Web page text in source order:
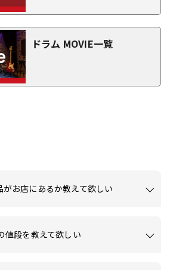
ドラム MOVIE一覧
お店にあるか教えて欲しい
値段を教えて欲しい